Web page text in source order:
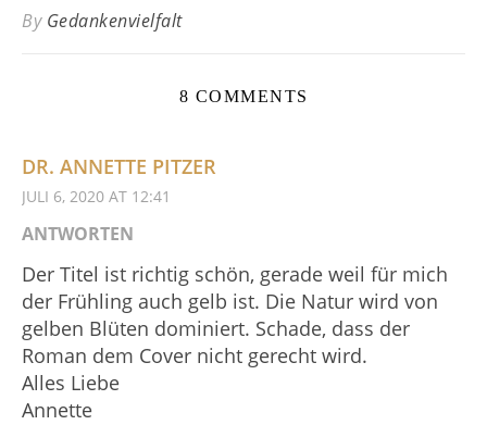
By Gedankenvielfalt
8 COMMENTS
DR. ANNETTE PITZER
JULI 6, 2020 AT 12:41
ANTWORTEN
Der Titel ist richtig schön, gerade weil für mich
der Frühling auch gelb ist. Die Natur wird von
gelben Blüten dominiert. Schade, dass der
Roman dem Cover nicht gerecht wird.
Alles Liebe
Annette